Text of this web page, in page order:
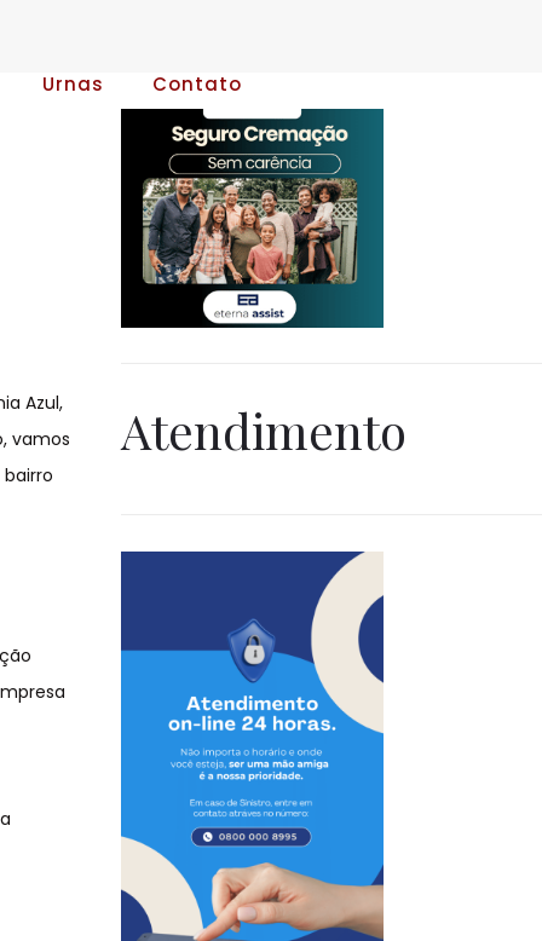
Urnas Contato
Azul,
vamos
Atendimento